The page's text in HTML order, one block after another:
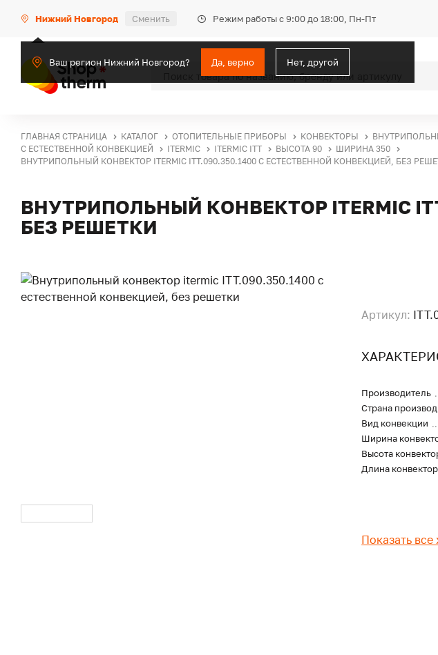
Нижний Новгород Сменить Режим работы с 9:00 до 18:00, Пн-Пт
Ваш регион Нижний Новгород? Да, верно Нет, другой
ГЛАВНАЯ СТРАНИЦА КАТАЛОГ ОТОПИТЕЛЬНЫЕ ПРИБОРЫ КОНВЕКТОРЫ
С ЕСТЕСТВЕННОЙ КОНВЕКЦИЕЙ
ITERMIC ITERMIC ITT ВЫСОТА 90
ШИРИНА 350
ВНУТРИПОЛЬНЫЙ КОНВЕКТОР ITERMIC ITT.090.350.1400 С ЕСТЕСТВЕННОЙ КОНВЕКЦИЕЙ, БЕЗ
ВНУТРИПОЛЬНЫЙ КОНВЕКТОР ITERMIC
БЕЗ РЕШЕТКИ
Артикул:
Производитель
Страна
Вид конвекции
Ширина
Высота
Длина
Показать все